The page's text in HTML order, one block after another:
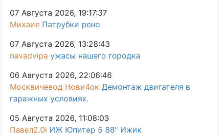
07 Августа 2026, 19:17:37
Михаил Патрубки рено
07 Августа 2026, 13:28:43
navadvipa ужасы нашего городка
06 Августа 2026, 22:06:46
Москвичевод Нови4ок Демонтаж двигателя в
гаражных условиях.
05 Августа 2026, 11:08:03
Павел2.0i ИЖ Юпитер 5 88" Ижик